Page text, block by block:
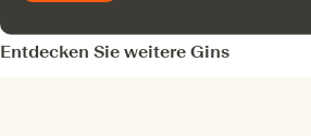
Entdecken Sie weitere Gins